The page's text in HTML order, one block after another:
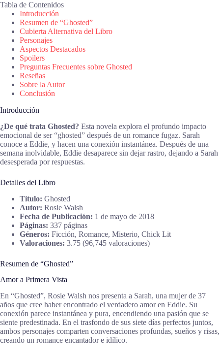
Tabla de Contenidos
Introducción
Resumen de “Ghosted”
Cubierta Alternativa del Libro
Personajes
Aspectos Destacados
Spoilers
Preguntas Frecuentes sobre Ghosted
Reseñas
Sobre la Autor
Conclusión
Introducción
¿De qué trata Ghosted? Esta novela explora el profundo impacto
emocional de ser “ghosted” después de un romance fugaz. Sarah
conoce a Eddie, y hacen una conexión instantánea. Después de una
semana inolvidable, Eddie desaparece sin dejar rastro, dejando a Sarah
desesperada por respuestas.
Detalles del Libro
Título: Ghosted
Autor: Rosie Walsh
Fecha de Publicación: 1 de mayo de 2018
Páginas: 337 páginas
Géneros: Ficción, Romance, Misterio, Chick Lit
Valoraciones: 3.75 (96,745 valoraciones)
Resumen de “Ghosted”
Amor a Primera Vista
En “Ghosted”, Rosie Walsh nos presenta a Sarah, una mujer de 37
años que cree haber encontrado el verdadero amor en Eddie. Su
conexión parece instantánea y pura, encendiendo una pasión que se
siente predestinada. En el trasfondo de sus siete días perfectos juntos,
ambos personajes comparten conversaciones profundas, sueños y risas,
creando un romance encantador e idílico.